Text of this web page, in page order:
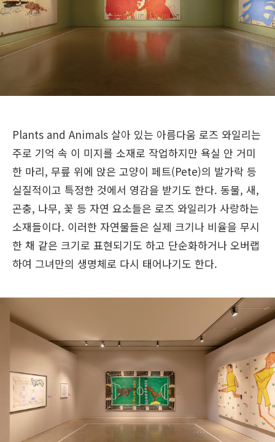
Plants and Animals 살아 있는 아름다움 로즈 와일리는
주로 기억 속 이 미지를 소재로 작업하지만 욕실 안 거미
한 마리, 무릎 위에 앉은 고양이 페트(Pete)의 발가락 등
실질적이고 특정한 것에서 영감을 받기도 한다. 동물, 새,
곤충, 나무, 꽃 등 자연 요소들은 로즈 와일리가 사랑하는
소재들이다. 이러한 자연물들은 실제 크기나 비율을 무시
한 채 같은 크기로 표현되기도 하고 단순화하거나 오버랩
하여 그녀만의 생명체로 다시 태어나기도 한다.